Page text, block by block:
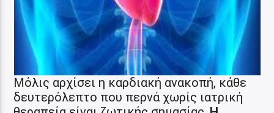
Μόλις αρχίσει η καρδιακή ανακοπή, κάθε
δευτερόλεπτο που περνά χωρίς ιατρική